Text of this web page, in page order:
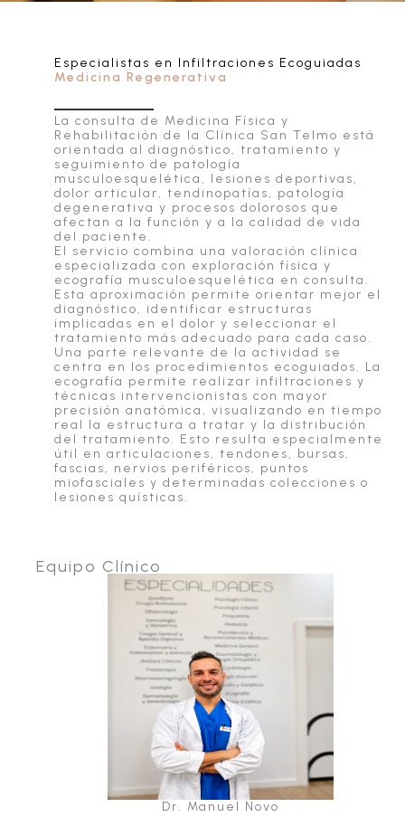
Especialistas en Infiltraciones Ecoguiadas
Medicina Regenerativa
La consulta de Medicina Física y
Rehabilitación de la Clínica San Telmo está
orientada al diagnóstico, tratamiento y
seguimiento de patología
musculoesquelética, lesiones deportivas,
dolor articular, tendinopatías, patología
degenerativa y procesos dolorosos que
afectan a la función y a la calidad de vida
del paciente.
El servicio combina una valoración clínica
especializada con exploración física y
ecografía musculoesquelética en consulta.
Esta aproximación permite orientar mejor el
diagnóstico, identificar estructuras
implicadas en el dolor y seleccionar el
tratamiento más adecuado para cada caso.
Una parte relevante de la actividad se
centra en los procedimientos ecoguiados. La
ecografía permite realizar infiltraciones y
técnicas intervencionistas con mayor
precisión anatómica, visualizando en tiempo
real la estructura a tratar y la distribución
del tratamiento. Esto resulta especialmente
útil en articulaciones, tendones, bursas,
fascias, nervios periféricos, puntos
miofasciales y determinadas colecciones o
lesiones quísticas.
Equipo Clínico
Dr. Manuel Novo